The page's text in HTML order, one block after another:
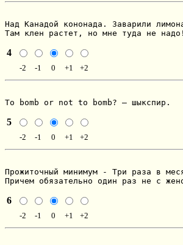
Над Канадой кононада. Заварили
Там клен растет, но мне туда не надо!
4
-2 -1 0 +1 +2
To bomb or not to bomb? – шыкспир.
5
-2 -1 0 +1 +2
Прожиточный минимум - Три раза в
Причем обязательно один раз не с
6
-2 -1 0 +1 +2